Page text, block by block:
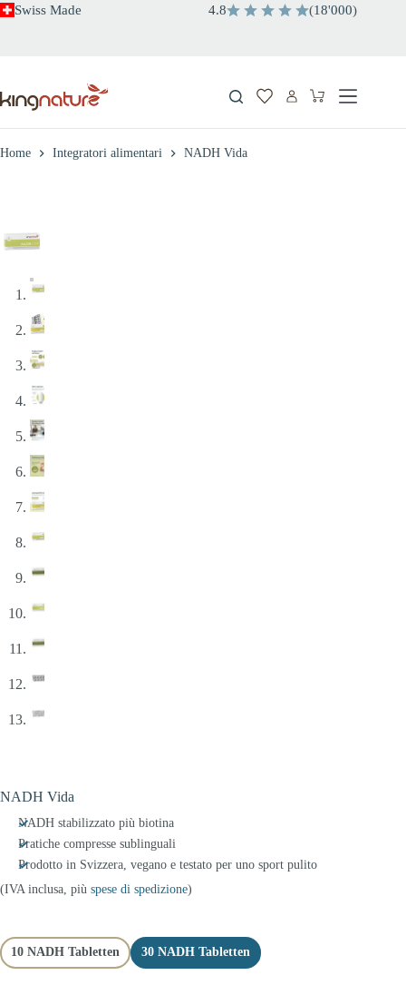
SaltaSwiss Made 4.8 (18'000)
Carrello
Home Integratori alimentari NADH Vida
NADH Vida
NADH stabilizzato più biotina
Pratiche compresse sublinguali
Prodotto in Svizzera, vegano e testato per uno sport pulito
(IVA inclusa, più spese di spedizione)
10 NADH Tabletten 30 NADH Tabletten